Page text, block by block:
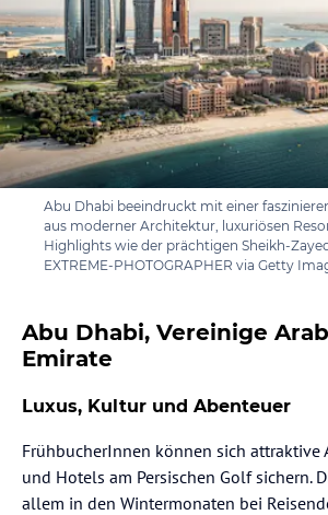
Abu Dhabi beeindruckt mit einer
aus moderner Architektur, luxuriösen
Highlights wie der prächtigen Sheikh-
EXTREME-PHOTOGRAPHER via Getty
Abu Dhabi, Vereinige
Emirate
Luxus, Kultur und Abenteuer
FrühbucherInnen können sich attraktive
und Hotels am Persischen Golf sichern.
allem in den Wintermonaten bei